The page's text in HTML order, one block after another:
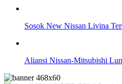
Sosok New Nissan Livina
Aliansi Nissan-Mitsubishi